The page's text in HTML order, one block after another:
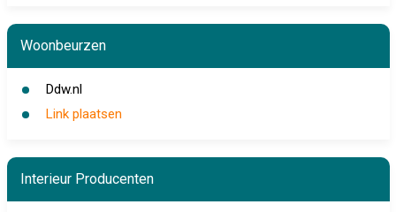
Woonbeurzen
Ddw.nl
Link plaatsen
Interieur Producenten